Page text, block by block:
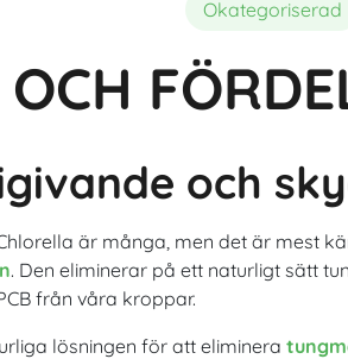
Bästa
Fördelar
Okategoriserad
OCH
och
är många, men det är mest
. Den eliminerar på ett naturligt sätt
från våra kroppar.
lösningen för att eliminera